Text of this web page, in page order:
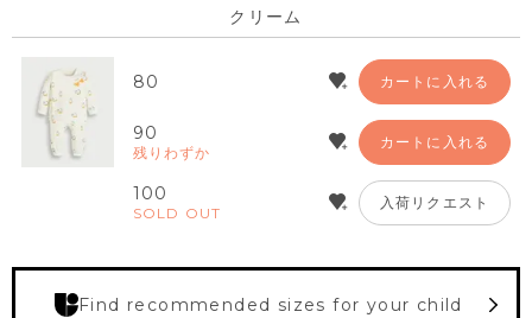
クリーム
80 カートに入れる
90
残りわずか
カートに入れる
100
SOLD OUT
入荷リクエスト
Find recommended sizes for your child